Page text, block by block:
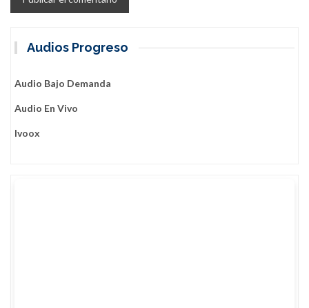
Audios Progreso
Audio Bajo Demanda
Audio En Vivo
Ivoox